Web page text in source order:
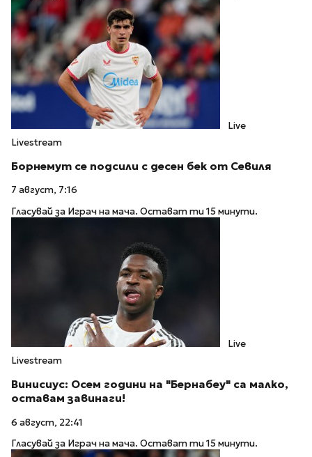
Live
Livestream
Борнемут се подсили с десен бек от Севиля
7 август, 7:16
Гласувай за Играч на мача. Остават ти 15 минути.
Live
Livestream
Винисиус: Осем години на "Бернабеу" са малко,
оставам завинаги!
6 август, 22:41
Гласувай за Играч на мача. Остават ти 15 минути.